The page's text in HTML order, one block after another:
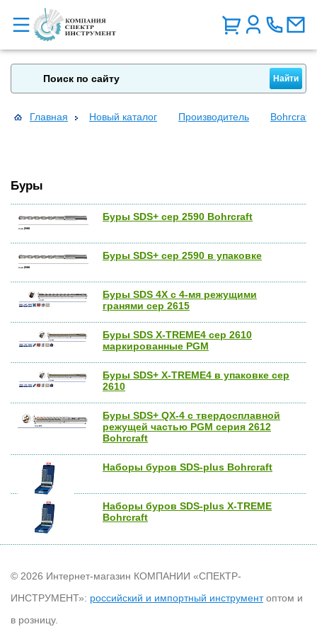
Главная Новый каталог Производитель Bohrcraft
Буры
Буры SDS+ сер 2590 Bohrcraft
Буры SDS+ сер 2590 в упаковке
Буры SDS 4Х c 4-мя режущими
гранями сер 2615
Буры SDS X-TREME4 сер 2610
маркированные PGM
Буры SDS+ X-TREME4 в упаковке сер
2610
Буры SDS+ QX-4 с твердосплавной
режущей частью PGM серия 2612
Bohrcraft
Наборы буров SDS-plus Bohrcraft
Наборы буров SDS-plus X-TREME
Bohrcraft
© 2026 Интернет-магазин КОМПАНИИ «СПЕКТР-
ИНСТРУМЕНТ»: российский и импортный инструментоптом и
в розницу.